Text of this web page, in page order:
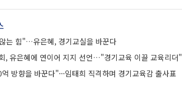
는 힘"…유은혜, 경기교실을 바꾼다
, 유은혜에 연이어 지지 선언…"경기교육 이끌 교육리더"
방향을 바꾼다"···임태희 직격하며 경기교육감 출사표